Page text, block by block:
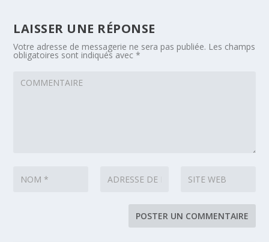
LAISSER UNE RÉPONSE
Votre adresse de messagerie ne sera pas publiée. Les champs
obligatoires sont indiqués avec*